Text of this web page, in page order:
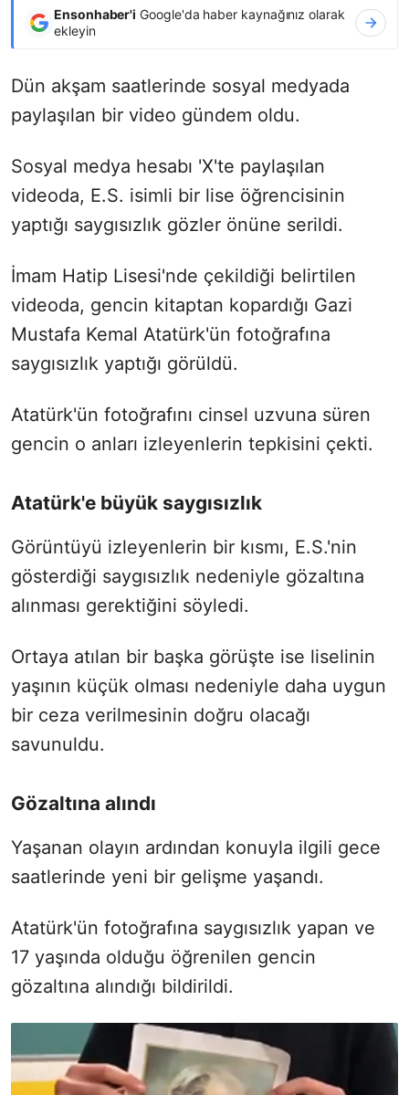
Ensonhaber'i Google'da haber kaynağınız olarak
ekleyin
Dün akşam saatlerinde sosyal medyada
paylaşılan bir video gündem oldu.
Sosyal medya hesabı 'X'te paylaşılan
videoda, E.S. isimli bir lise öğrencisinin
yaptığı saygısızlık gözler önüne serildi.
İmam Hatip Lisesi'nde çekildiği belirtilen
videoda, gencin kitaptan kopardığı Gazi
Mustafa Kemal Atatürk'ün fotoğrafına
saygısızlık yaptığı görüldü.
Atatürk'ün fotoğrafını cinsel uzvuna süren
gencin o anları izleyenlerin tepkisini çekti.
Atatürk'e büyük saygısızlık
Görüntüyü izleyenlerin bir kısmı, E.S.'nin
gösterdiği saygısızlık nedeniyle gözaltına
alınması gerektiğini söyledi.
Ortaya atılan bir başka görüşte ise liselinin
yaşının küçük olması nedeniyle daha uygun
bir ceza verilmesinin doğru olacağı
savunuldu.
Gözaltına alındı
Yaşanan olayın ardından konuyla ilgili gece
saatlerinde yeni bir gelişme yaşandı.
Atatürk'ün fotoğrafına saygısızlık yapan ve
17 yaşında olduğu öğrenilen gencin
gözaltına alındığı bildirildi.